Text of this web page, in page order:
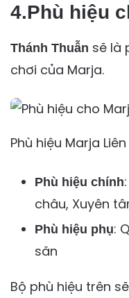
4.Phù hiệu
Thánh Thuẫn sẽ là
chơi của Marja.
Phù hiệu Marja
Phù hiệu chính
châu, Xuyên
Phù hiệu phụ:
săn
Bộ phù hiệu trên